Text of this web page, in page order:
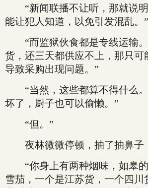
“新闻联播不让听，那就说明
能让犯人知道，以免引发混乱。”
“而监狱伙食都是专线运输。
货，还三天都供应不上，那只可
导致采购出现问题。”
“当然，这些都算不得什么。
坏了，厨子也可以偷懒。”
“但。”
夜林微微停顿，抽了抽鼻子
“你身上有两种烟味，如皋的
雪茄，一个是江苏货，一个四川